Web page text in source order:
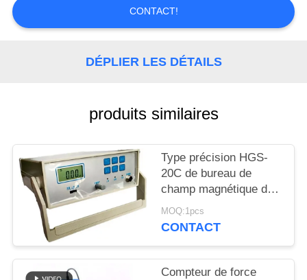
DEMANDEZ
UNE
CITATION
SITE
PRIVACY
POLICY
CONTACT!
DÉPLIER LES DÉTAILS
produits similaires
Type précision HGS-
20C de bureau de
champ magnétique de
mètre à C.A. Milligauss
de C.C de conversion
MOQ:1pcs
CONTACT
Compteur de force